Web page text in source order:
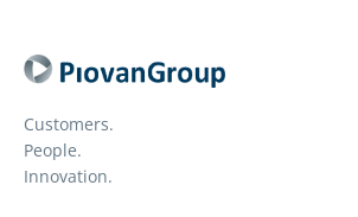
Customers.
People.
Innovation.